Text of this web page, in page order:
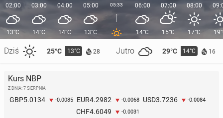
02:00
13°C
Dziś 25°C 13°C 28 Jutro 29°C 14°C 16
03:00
14°C
04:00
14°C
05:00
13°C
05:33 06:00
14°C
07:00
15°C
08:00
17°C
Kurs NBP
Z DNIA: 7 SIERPNIA
GBP5.0134 -0.0085 EUR4.2982 -0.0068 USD3.7236 -0.0084
CHF4.6049 -0.0031